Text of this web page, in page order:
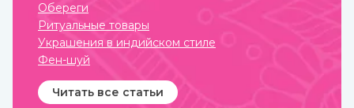
Обереги
Ритуальные товары
Украшения в индийском стиле
Фен-шуй
Читать все статьи